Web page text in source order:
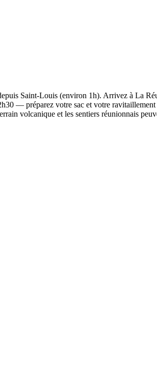
Saint-Louis (environ 1h). Arrivez à La
— préparez votre sac et votre
volcanique et les sentiers réunionnais